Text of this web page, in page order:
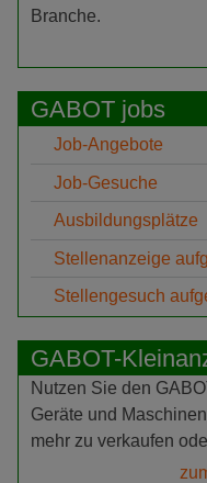
Branche.
GABOT jobs
Job-Angebote
Job-Gesuche
Ausbildungsplätze
Stellenanzeige
Stellengesuch
GABOT-
Nutzen Sie den
Geräte und
mehr zu verkaufen